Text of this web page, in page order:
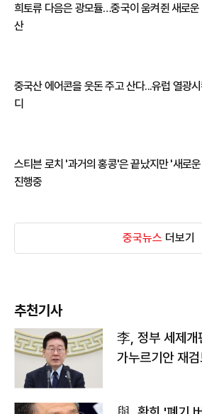
희토류 다음은 광모듈…중국이 움켜쥔 새로운
산
중국산 에어콘을 웃돈 주고 산다...유럽 열광시
디
스티븐 로치 '과거의 홍콩'은 끝났지만 '새로
진행중
중국뉴스 더보기
추천기사
李, 정부 세제개
가누르기안 재검